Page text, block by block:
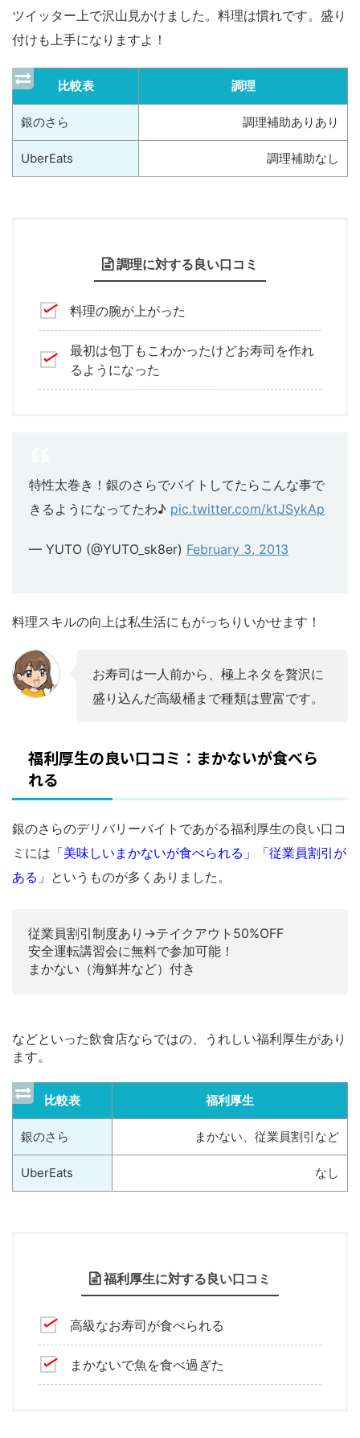
ツイッター上で沢山見かけました。料理は慣れです。盛り
付けも上手になりますよ！
比較表 調理
銀のさら 調理補助ありあり
UberEats 調理補助なし
調理に対する良い口コミ
料理の腕が上がった
最初は包丁もこわかったけどお寿司を作れ
るようになった
特性太巻き！銀のさらでバイトしてたらこんな事で
きるようになってたわ♪ pic.twitter.com/ktJSykAp
— YUTO (@YUTO_sk8er) February 3, 2013
料理スキルの向上は私生活にもがっちりいかせます！
お寿司は一人前から、極上ネタを贅沢に
盛り込んだ高級桶まで種類は豊富です。
福利厚生の良い口コミ：まかないが食べら
れる
銀のさらのデリバリーバイトであがる福利厚生の良い口コ
ミには 「美味しいまかないが食べられる」「従業員割引が
ある」 というものが多くありました。
従業員割引制度あり→テイクアウト50%OFF
安全運転講習会に無料で参加可能！
まかない（海鮮丼など）付き
などといった飲食店ならではの、うれしい福利厚生があり
ます。
比較表 福利厚生
銀のさら まかない、従業員割引など
UberEats なし
福利厚生に対する良い口コミ
高級なお寿司が食べられる
まかないで魚を食べ過ぎた